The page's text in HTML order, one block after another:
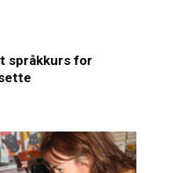
språkkurs for